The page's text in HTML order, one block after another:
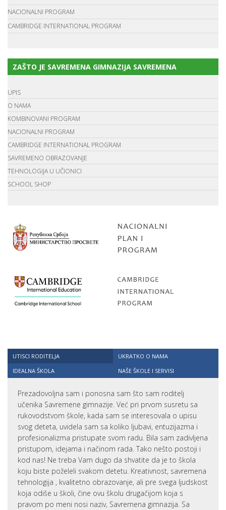
NACIONALNI PROGRAM
CAMBRIDGE INTERNATIONAL PROGRAM
ZAŠTO JE SAVREMENA GIMNAZIJA SAVREMENA
UPIS
O NAMA
KOMBINOVANI PROGRAM
NACIONALNI PROGRAM
CAMBRIDGE INTERNATIONAL PROGRAM
SAVREMENO OBRAZOVANJE
TEHNOLOGIJA U UČIONICI
SCHOOL SHOP
UTISCI RODITELJA
UKRATKO O NAMA
IDEALNA ŠKOLA
NAŠE ŠKOLE I SERVISI
Prezadovoljna sam i ponosna sam što sam roditelj
učenika Savremene gimnazije. Već pri prvom susretu sa
rukovodstvom škole, kada sam se interesovala o upisu
svog deteta, uvidela sam sa koliko ljubavi, entuzijazma i
profesionalizma pristupate svom radu. Bila sam zadivljena
pristupom, idejama i načinom rada. Tako nešto postoji i
kod nas! Ne treba Vam dugo da shvatite da je to škola
koju biste poželeli svakom detetu. Kreativnost, savremena
tehnologija , kvalitetno obrazovanje, ali pre svega ljudskost
koja odiše u školi, čine ovu školu drugačijom koja s
pravom po meni nosi naziv, Savremena gimnazija. Sa